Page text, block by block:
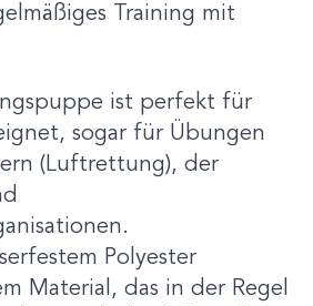
Training mit
ist perfekt für
sogar für Übungen
(Luftrettung), der
Polyester
Material, das in der Regel